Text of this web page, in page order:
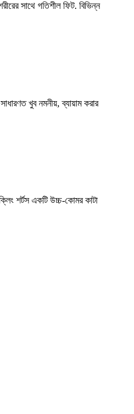
সাথে গতিশীল ফিট. বিভিন্ন
খুব নমনীয়, ব্যায়াম করার
শর্টস একটি উচ্চ-কোমর কাটা